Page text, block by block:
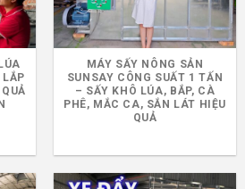
MÁY SẤY NÔNG SẢN
SUNSAY CÔNG SUẤT 1 TẤN
– SẤY KHÔ LÚA, BẮP, CÀ
PHÊ, MẮC CA, SẮN LÁT HIỆU
QUẢ